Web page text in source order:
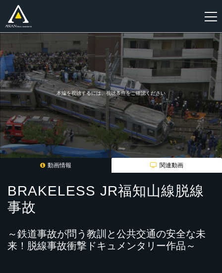
新
規
登
録
本編を視聴するには、視聴条件をご確認ください
動画情報 関連動画
BRAKELESS JR福知山線脱線
事故
～鉄道事故が問う教訓と公共交通の安全な未
来！脱線事故衝撃ドキュメンタリー作品～